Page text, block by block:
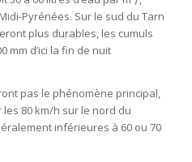
Pyrénées. Sur le sud du Tarn
plus durables, les cumuls
mm d’ici la fin de nuit
pas le phénomène principal,
80 km/h sur le nord du
inférieures à 60 ou 70